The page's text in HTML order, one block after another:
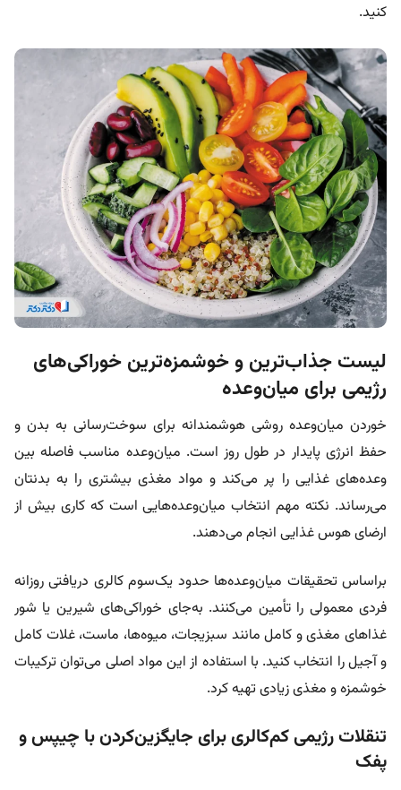
کنید.
لیست جذاب‌ترین و خوشمزه‌ترین خوراکی‌های
رژیمی برای میان‌وعده
خوردن میان‌وعده روشی هوشمندانه برای سوخت‌رسانی به بدن و
حفظ انرژی پایدار در طول روز است. میان‌وعده مناسب فاصله بین
وعده‌های غذایی را پر می‌کند و مواد مغذی بیشتری را به بدنتان
می‌رساند. نکته مهم انتخاب میان‌وعده‌هایی است که کاری بیش از
ارضای هوس غذایی انجام می‌دهند.
براساس تحقیقات میان‌وعده‌ها حدود یک‌سوم کالری دریافتی روزانه
فردی معمولی را تأمین می‌کنند. به‌جای خوراکی‌های شیرین یا شور
غذاهای مغذی و کامل مانند سبزیجات، میوه‌ها، ماست، غلات کامل
و آجیل را انتخاب کنید. با استفاده از این مواد اصلی می‌توان ترکیبات
خوشمزه و مغذی زیادی تهیه کرد.
تنقلات رژیمی کم‌کالری برای جایگزین‌کردن با چیپس و
پفک